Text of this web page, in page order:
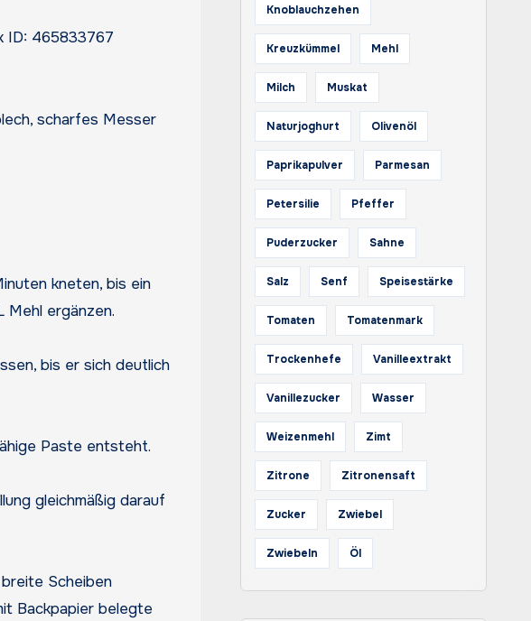
ID: 465833767
scharfes Messer
kneten, bis ein
Mehl ergänzen.
bis er sich deutlich
Paste entsteht.
gleichmäßig darauf
Scheiben
Backpapier belegte
Knoblauchzehen
Kreuzkümmel Mehl
Milch Muskat
Naturjoghurt Olivenöl
Paprikapulver Parmesan
Petersilie Pfeffer
Puderzucker Sahne
Salz Senf Speisestärke
Tomaten Tomatenmark
Trockenhefe Vanilleextrakt
Vanillezucker Wasser
Weizenmehl Zimt
Zitrone Zitronensaft
Zucker Zwiebel
Zwiebeln Öl